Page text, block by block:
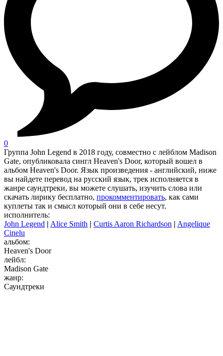
0
Группа John Legend в 2018 году, совместно с лейблом Madison
Gate, опубликовала сингл Heaven's Door, который вошел в
альбом Heaven's Door. Язык произведения - английский, ниже
вы найдете перевод на русский язык, трек исполняется в
жанре саундтреки, вы можете слушать, изучить слова или
скачать лирику бесплатно, прокомментировать, как сами
куплеты так и смысл который они в себе несут.
исполнитель:
John Legend
Alice Smith Curtis Aaron Richardson
Angelique
Cinelu
альбом:
Heaven's Door
лейбл:
Madison Gate
жанр:
Саундтреки